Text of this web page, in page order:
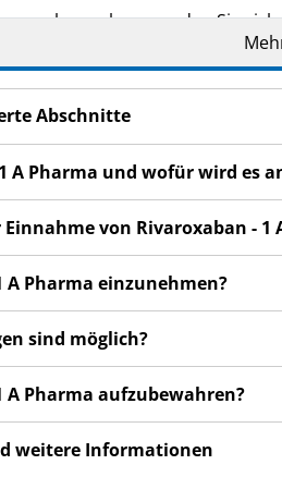
bemerken, wenden Sie
nicht in dieser Packungsbeilage
Abschnitte
A Pharma und wofür wird es
Einnahme von Rivaroxaban - 1
A Pharma einzunehmen?
sind möglich?
A Pharma aufzubewahren?
weitere Informationen